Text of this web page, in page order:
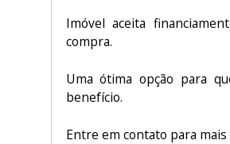
Imóvel aceita
compra.
Uma ótima opção para
benefício.
Entre em contato para